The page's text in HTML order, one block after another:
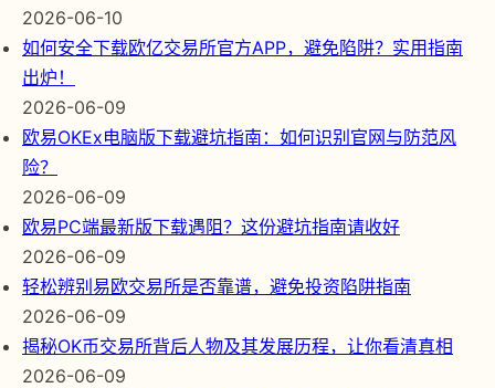
2026-06-10
如何安全下载欧亿交易所官方APP，避免陷阱？实用指南
出炉！
2026-06-09
欧易OKEx电脑版下载避坑指南：如何识别官网与防范风
险？
2026-06-09
欧易PC端最新版下载遇阻？这份避坑指南请收好
2026-06-09
轻松辨别易欧交易所是否靠谱，避免投资陷阱指南
2026-06-09
揭秘OK币交易所背后人物及其发展历程，让你看清真相
2026-06-09